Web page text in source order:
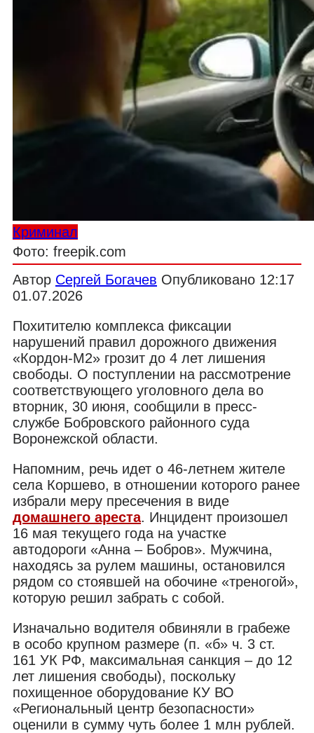
Криминал
Фото: freepik.com
Автор Сергей Богачев Опубликовано 12:17
01.07.2026
Похитителю комплекса фиксации
нарушений правил дорожного движения
«Кордон-М2» грозит до 4 лет лишения
свободы. О поступлении на рассмотрение
соответствующего уголовного дела во
вторник, 30 июня, сообщили в пресс-
службе Бобровского районного суда
Воронежской области.
Напомним, речь идет о 46-летнем жителе
села Коршево, в отношении которого ранее
избрали меру пресечения в виде
домашнего ареста. Инцидент произошел
16 мая текущего года на участке
автодороги «Анна – Бобров». Мужчина,
находясь за рулем машины, остановился
рядом со стоявшей на обочине «треногой»,
которую решил забрать с собой.
Изначально водителя обвиняли в грабеже
в особо крупном размере (п. «б» ч. 3 ст.
161 УК РФ, максимальная санкция – до 12
лет лишения свободы), поскольку
похищенное оборудование КУ ВО
«Региональный центр безопасности»
оценили в сумму чуть более 1 млн рублей.